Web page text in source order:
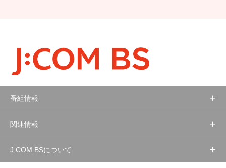
番組情報
関連情報
J:COM BSについて